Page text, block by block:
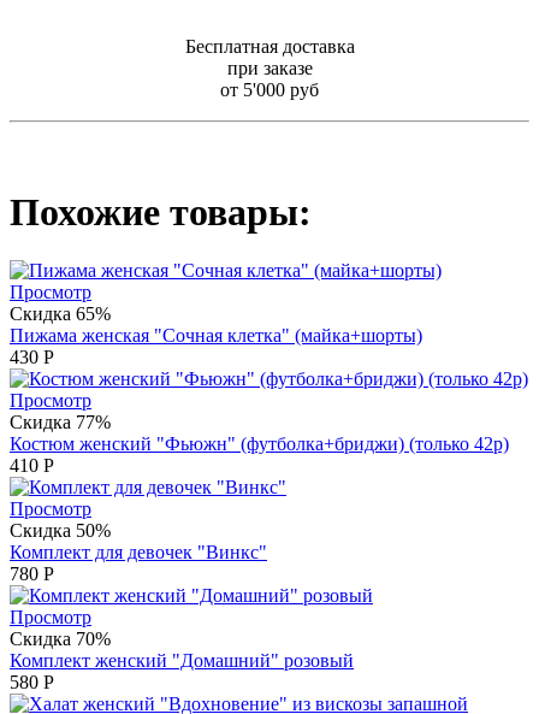
Бесплатная доставка
при заказе
от 5'000 руб
Похожие товары:
Просмотр
Скидка 65%
Пижама женская "Сочная клетка" (майка+шорты)
430 Р
Просмотр
Скидка 77%
Костюм женский "Фьюжн" (футболка+бриджи) (только 42р)
410 Р
Просмотр
Скидка 50%
Комплект для девочек "Винкс"
780 Р
Просмотр
Скидка 70%
Комплект женский "Домашний" розовый
580 Р